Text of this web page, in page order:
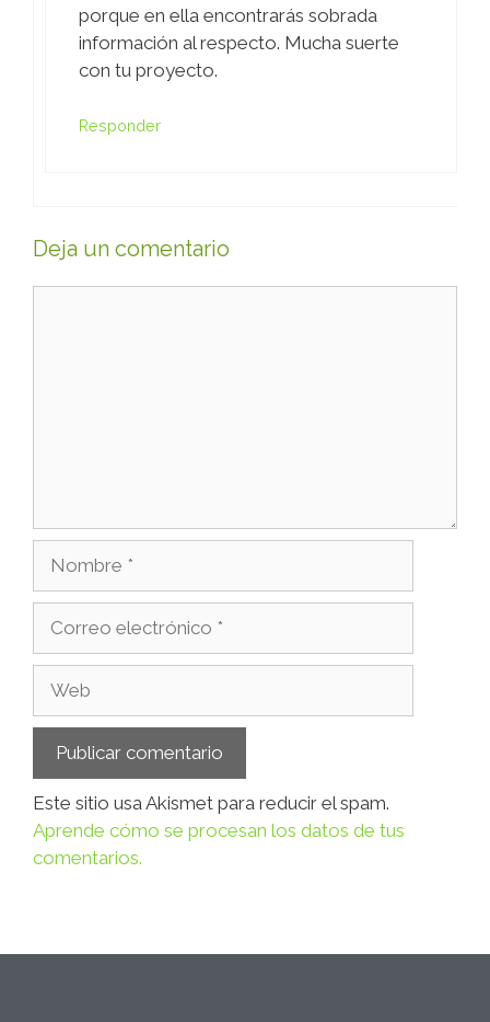
porque en ella encontrarás sobrada
información al respecto. Mucha suerte
con tu proyecto.
Responder
Deja un comentario
Este sitio usa Akismet para reducir el spam.
Aprende cómo se procesan los datos de tus
comentarios.